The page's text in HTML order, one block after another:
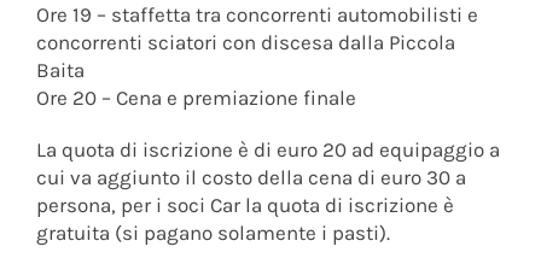
Ore 19 – staffetta tra concorrenti automobilisti e
concorrenti sciatori con discesa dalla Piccola
Baita
Ore 20 – Cena e premiazione finale
La quota di iscrizione è di euro 20 ad equipaggio a
cui va aggiunto il costo della cena di euro 30 a
persona, per i soci Car la quota di iscrizione è
gratuita (si pagano solamente i pasti).